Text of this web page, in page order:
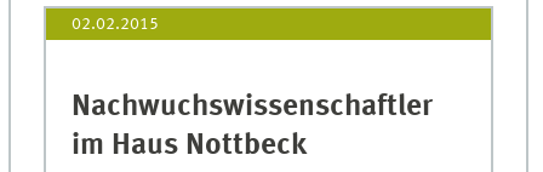
02.02.2015
Nachwuchswissenschaftler
im Haus Nottbeck